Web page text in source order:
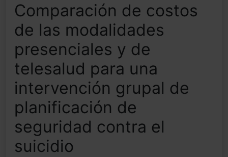
Comparación de costos
de las modalidades
presenciales y de
telesalud para una
intervención grupal de
planificación de
seguridad contra el
suicidio